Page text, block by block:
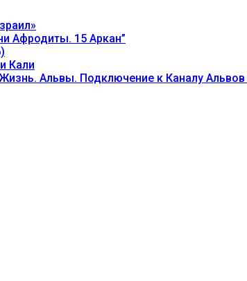
Афродиты. 15 Аркан”
Кали
Альвы. Подключение к Каналу Альвов